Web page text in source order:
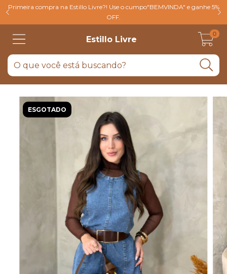
Primeira compra na Estillo Livre?! Use o cumpo"BEMVINDA" e ganhe 5%
OFF.
Estillo Livre
0
ESGOTADO